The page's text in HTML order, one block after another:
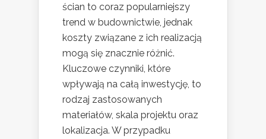
ścian to coraz popularniejszy
trend w budownictwie, jednak
koszty związane z ich realizacją
mogą się znacznie różnić.
Kluczowe czynniki, które
wpływają na całą inwestycję, to
rodzaj zastosowanych
materiałów, skala projektu oraz
lokalizacja. W przypadku